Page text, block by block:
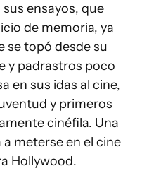
ensayos, que
de memoria, ya
se topó desde su
y padrastros poco
en sus idas al cine,
y primeros
cinéfila. Una
meterse en el cine
Hollywood.